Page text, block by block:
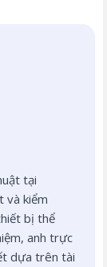
tại
và kiểm
bị thể
anh trực
dựa trên tài